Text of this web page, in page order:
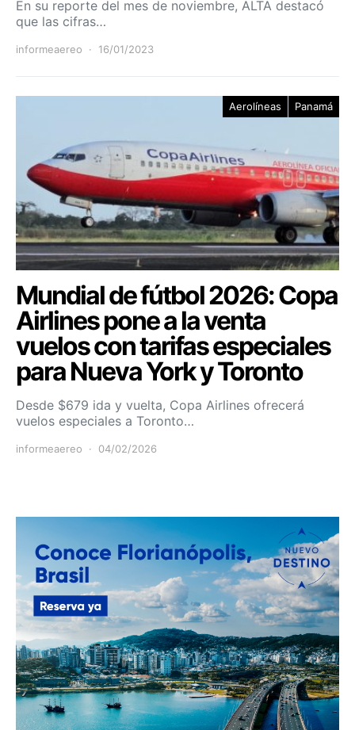
En su reporte del mes de noviembre, ALTA destacó
que las cifras…
informeaereo 16/01/2023
Aerolíneas Panamá
Mundial de fútbol 2026: Copa
Airlines pone a la venta
vuelos con tarifas especiales
para Nueva York y Toronto
Desde $679 ida y vuelta, Copa Airlines ofrecerá
vuelos especiales a Toronto…
informeaereo 04/02/2026